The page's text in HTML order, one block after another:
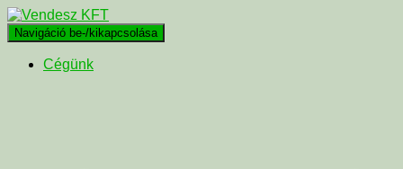
Navigáció be-/kikapcsolása
Cégünk